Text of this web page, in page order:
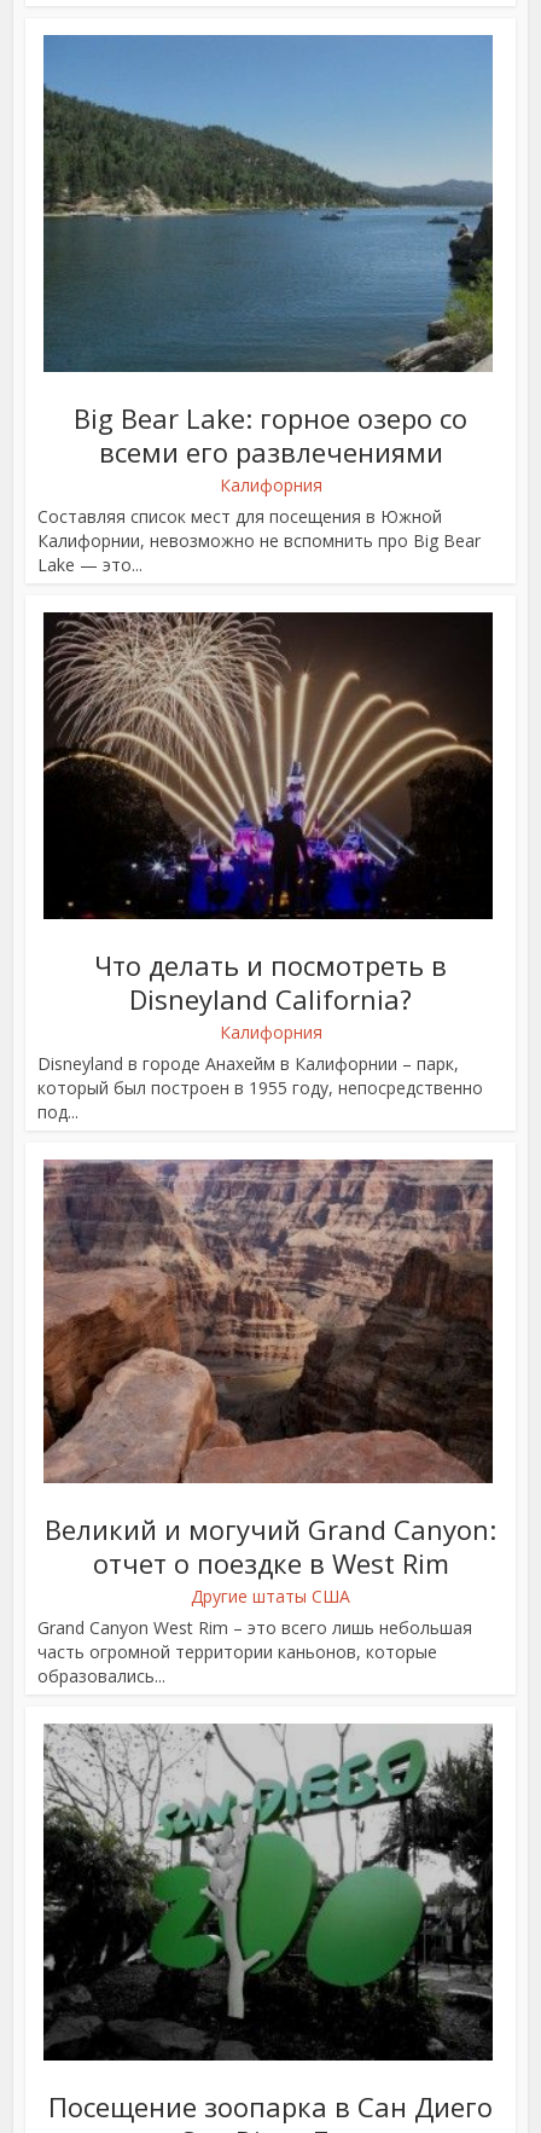
Big Bear Lake: горное озеро со
всеми его развлечениями
Калифорния
Составляя список мест для посещения в Южной
Калифорнии, невозможно не вспомнить про Big Bear
Lake — это...
Что делать и посмотреть в
Disneyland California?
Калифорния
Disneyland в городе Анахейм в Калифорнии – парк,
который был построен в 1955 году, непосредственно
под...
Великий и могучий Grand Canyon:
отчет о поездке в West Rim
Другие штаты США
Grand Canyon West Rim – это всего лишь небольшая
часть огромной территории каньонов, которые
образовались...
Посещение зоопарка в Сан Диего